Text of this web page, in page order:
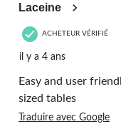
Laceine
ACHETEUR VÉRIFIÉ
il y a 4 ans
Easy and user
sized tables
Traduire avec Google